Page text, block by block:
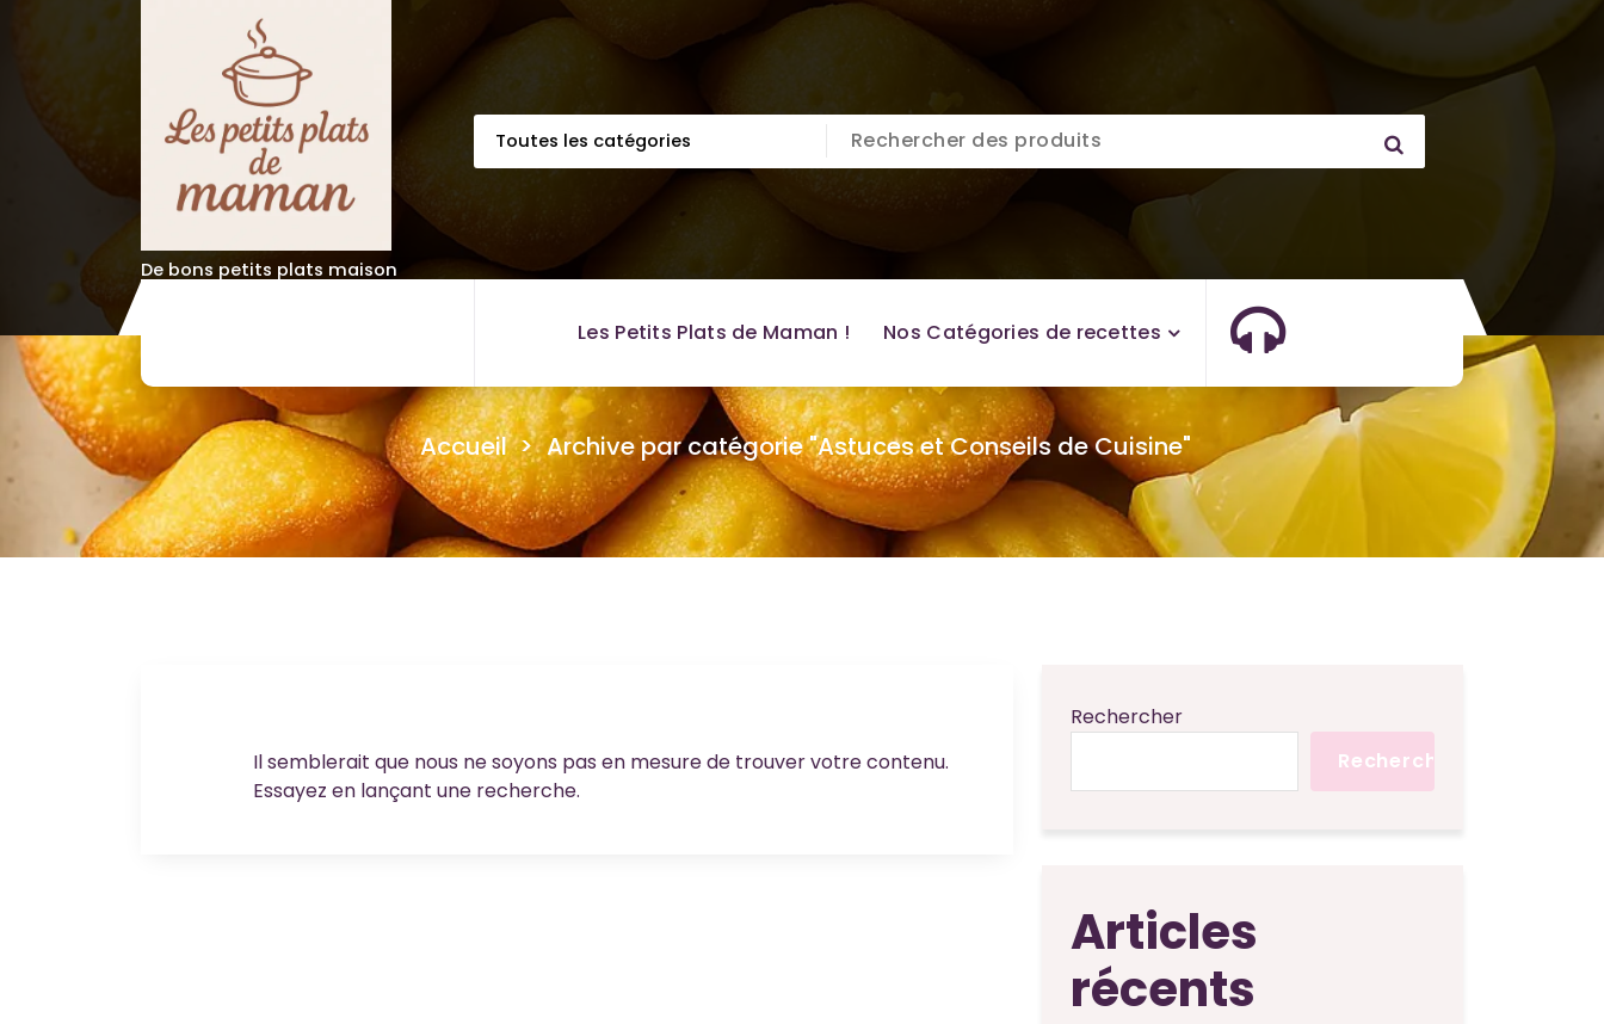
De bons petits plats maison
Les Petits Plats de Maman ! Nos Catégories de recettes
Accueil> Archive par catégorie "Astuces et Conseils de Cuisine"
Il semblerait que nous ne soyons pas en mesure de trouver votre contenu.
Essayez en lançant une recherche.
Rechercher
Rechercher
Articles
récents